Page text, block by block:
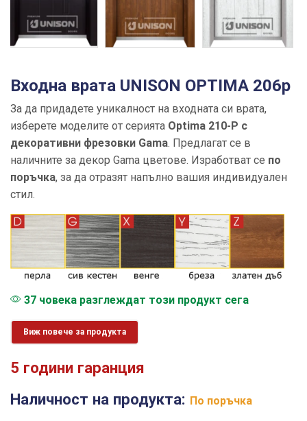
Входна врата UNISON OPTIMA 206p
За да придадете уникалност на входната си врата,
изберете моделите от серията Optima 210-P с
декоративни фрезовки Gama. Предлагат се в
наличните за декор Gama цветове. Изработват се по
поръчка, за да отразят напълно вашия индивидуален
стил.
37 човека разглеждат този продукт сега
Виж повече за продукта
5 години гаранция
Наличност на продукта: По поръчка